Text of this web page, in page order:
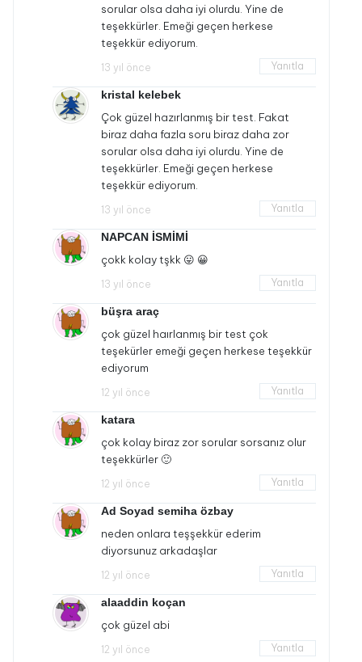
sorular olsa daha iyi olurdu. Yine de
teşekkürler. Emeği geçen herkese
teşekkür ediyorum.
13 yıl önce Yanıtla
kristal kelebek
Çok güzel hazırlanmış bir test. Fakat
biraz daha fazla soru biraz daha zor
sorular olsa daha iyi olurdu. Yine de
teşekkürler. Emeği geçen herkese
teşekkür ediyorum.
13 yıl önce Yanıtla
NAPCAN İSMİMİ
çokk kolay tşkk 😛 😀
13 yıl önce Yanıtla
büşra araç
çok güzel haırlanmış bir test çok
teşekürler emeği geçen herkese teşekkür
ediyorum
12 yıl önce Yanıtla
katara
çok kolay biraz zor sorular sorsanız olur
teşekkürler 🙂
12 yıl önce Yanıtla
Ad Soyad semiha özbay
neden onlara teşşekkür ederim
diyorsunuz arkadaşlar
12 yıl önce Yanıtla
alaaddin koçan
çok güzel abi
12 yıl önce Yanıtla